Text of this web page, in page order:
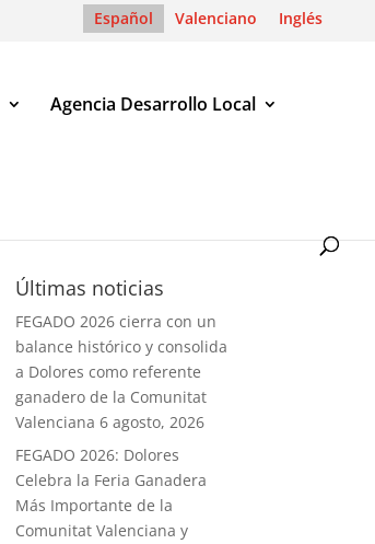
Español Valenciano Inglés
Agencia Desarrollo Local
Últimas noticias
FEGADO 2026 cierra con un
balance histórico y consolida
a Dolores como referente
ganadero de la Comunitat
Valenciana 6 agosto, 2026
FEGADO 2026: Dolores
Celebra la Feria Ganadera
Más Importante de la
Comunitat Valenciana y